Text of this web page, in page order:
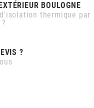
BOULOGNE
thermique par
?